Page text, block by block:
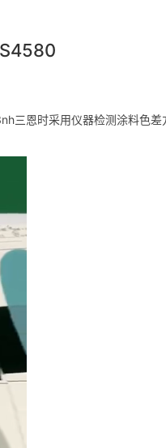
三恩时采用仪器检测涂料色